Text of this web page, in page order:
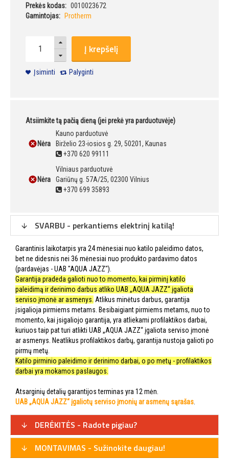
Prekės kodas: 0010023672
Gamintojas:
Protherm
Į krepšelį
Įsiminti Palyginti
Atsiimkite tą pačią dieną (jei prekė yra parduotuvėje)
Nėra
Kauno parduotuvė
Birželio 23-iosios g. 29, 50201, Kaunas
+370 620 99111
Nėra
Vilniaus parduotuvė
Gariūnų g. 57A/25, 02300 Vilnius
+370 699 35893
SVARBU - perkantiems elektrinį katilą!
Garantinis laikotarpis yra 24 mėnesiai nuo katilo paleidimo datos,
bet ne didesnis nei 36 mėnesiai nuo produkto pardavimo datos
(pardavėjas - UAB "AQUA JAZZ").
Garantija pradeda galioti nuo to momento, kai pirminį katilo
paleidimą ir derinimo darbus atliko UAB „AQUA JAZZ“ įgaliota
serviso įmonė ar asmenys. Atlikus minėtus darbus, garantija
įsigalioja pirmiems metams. Besibaigiant pirmiems metams, nuo to
momento, kai įsigaliojo garantija, yra atliekami profilaktikos darbai,
kuriuos taip pat turi atlikti UAB „AQUA JAZZ“ įgaliota serviso įmonė
ar asmenys. Neatlikus profilaktikos darbų, garantija nustoja galioti po
pirmų metų.
Katilo pirminio paleidimo ir derinimo darbai, o po metų - profilaktikos
darbai yra mokamos paslaugos.
Atsarginių detalių garantijos terminas yra 12 mėn.
UAB „AQUA JAZZ“ įgaliotų serviso įmonių ar asmenų sąrašas
DERĖKITĖS - Radote pigiau?
MONTAVIMAS - Sužinokite daugiau!